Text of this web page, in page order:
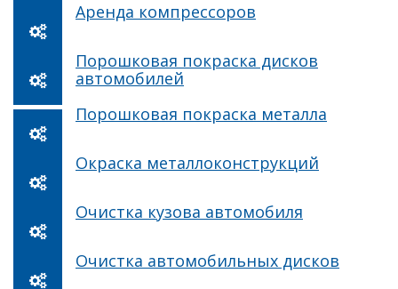
Аренда компрессоров
Порошковая покраска дисков
автомобилей
Порошковая покраска металла
Окраска металлоконструкций
Очистка кузова автомобиля
Очистка автомобильных дисков